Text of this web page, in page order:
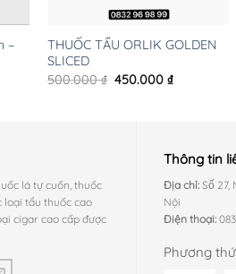
–
THUỐC TẨU ORLIK GOLDEN
SLICED
500.000₫ Giá
450.000₫Giá
lá tự cuốn, thuốc
loại tẩu thuốc cao
cigar cao cấp được
Thông tin
Địa chỉ: Số 27,
Nội
Điện thoại:
Phương